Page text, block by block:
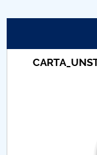
UNIVERSITATE